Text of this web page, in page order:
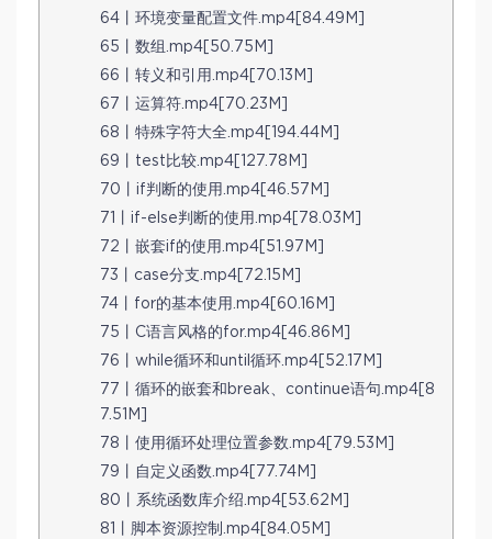
64丨环境变量配置文件.mp4[84.49M]
65丨数组.mp4[50.75M]
66丨转义和引用.mp4[70.13M]
67丨运算符.mp4[70.23M]
68丨特殊字符大全.mp4[194.44M]
69丨test比较.mp4[127.78M]
70丨if判断的使用.mp4[46.57M]
71丨if-else判断的使用.mp4[78.03M]
72丨嵌套if的使用.mp4[51.97M]
73丨case分支.mp4[72.15M]
74丨for的基本使用.mp4[60.16M]
75丨C语言风格的for.mp4[46.86M]
76丨while循环和until循环.mp4[52.17M]
77丨循环的嵌套和break、continue语句.mp4[8
7.51M]
78丨使用循环处理位置参数.mp4[79.53M]
79丨自定义函数.mp4[77.74M]
80丨系统函数库介绍.mp4[53.62M]
81丨脚本资源控制.mp4[84.05M]